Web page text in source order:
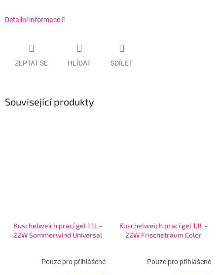
Detailní informace
ZEPTAT SE HLÍDAT SDÍLET
Související produkty
Kuschelweich prací gel 1,1L -
22W Sommerwind Universal
Pouze pro přihlášené
Kuschelweich prací gel 1,1L -
22W Frischetraum Color
Pouze pro přihlášené